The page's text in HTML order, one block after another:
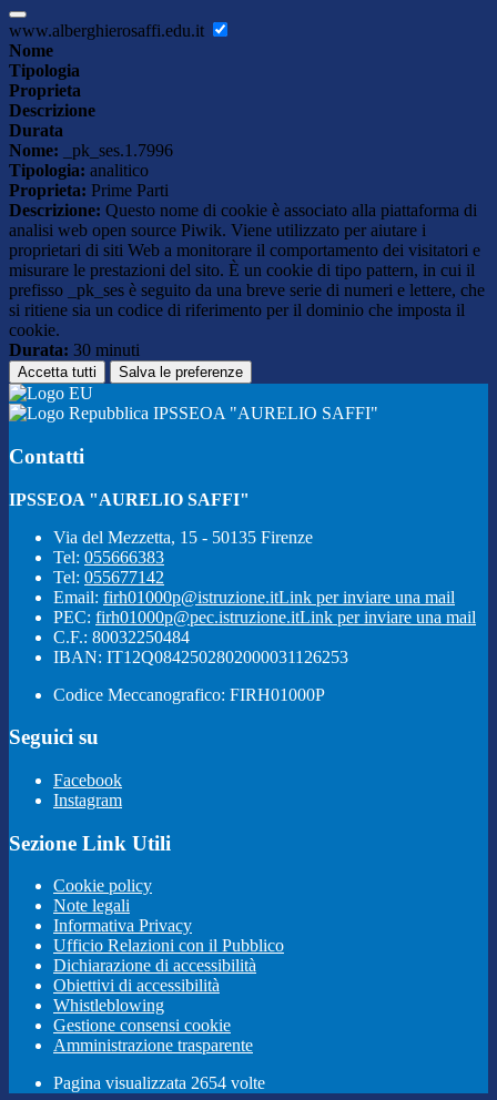
www.alberghierosaffi.edu.it
Nome
Tipologia
Proprieta
Descrizione
Durata
Nome: _pk_ses.1.7996
Tipologia: analitico
Proprieta: Prime Parti
Descrizione: Questo nome di cookie è associato alla piattaforma di
analisi web open source Piwik. Viene utilizzato per aiutare i
proprietari di siti Web a monitorare il comportamento dei visitatori e
misurare le prestazioni del sito. È un cookie di tipo pattern, in cui il
prefisso _pk_ses è seguito da una breve serie di numeri e lettere, che
si ritiene sia un codice di riferimento per il dominio che imposta il
cookie.
Durata: 30 minuti
Accetta tutti Salva le preferenze
IPSSEOA "AURELIO SAFFI"
Contatti
IPSSEOA "AURELIO SAFFI"
Via del Mezzetta, 15 - 50135 Firenze
Tel: 055666383
Tel: 055677142
Email: firh01000p@istruzione.itLink per inviare una mail
PEC: firh01000p@pec.istruzione.itLink per inviare una mail
C.F.: 80032250484
IBAN: IT12Q0842502802000031126253
Codice Meccanografico: FIRH01000P
Seguici su
Facebook
Instagram
Sezione Link Utili
Cookie policy
Note legali
Informativa Privacy
Ufficio Relazioni con il Pubblico
Dichiarazione di accessibilità
Obiettivi di accessibilità
Whistleblowing
Gestione consensi cookie
Amministrazione trasparente
Pagina visualizzata 2654 volte